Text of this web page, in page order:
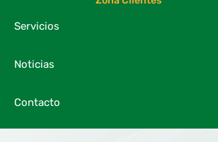
Servicios
Noticias
Contacto